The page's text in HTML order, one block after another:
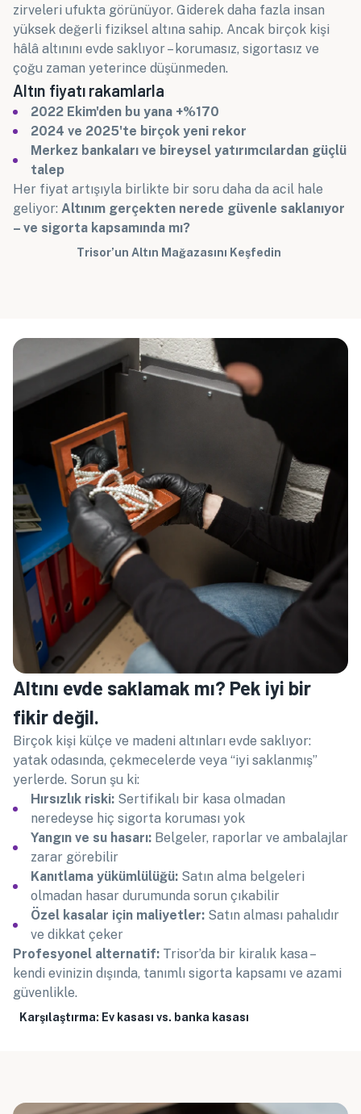
zirveleri ufukta görünüyor. Giderek daha fazla insan
yüksek değerli fiziksel altına sahip. Ancak birçok kişi
hâlâ altınını evde saklıyor – korumasız, sigortasız ve
çoğu zaman yeterince düşünmeden.
Altın fiyatı rakamlarla
2022 Ekim'den bu yana +%170
2024 ve 2025'te birçok yeni rekor
Merkez bankaları ve bireysel yatırımcılardan güçlü
talep
Her fiyat artışıyla birlikte bir soru daha da acil hale
geliyor: Altınım gerçekten nerede güvenle saklanıyor
– ve sigorta kapsamında mı?
Trisor’un Altın Mağazasını Keşfedin
Altını evde saklamak mı? Pek iyi bir
fikir değil.
Birçok kişi külçe ve madeni altınları evde saklıyor:
yatak odasında, çekmecelerde veya “iyi saklanmış”
yerlerde. Sorun şu ki:
Hırsızlık riski: Sertifikalı bir kasa olmadan
neredeyse hiç sigorta koruması yok
Yangın ve su hasarı: Belgeler, raporlar ve ambalajlar
zarar görebilir
Kanıtlama yükümlülüğü: Satın alma belgeleri
olmadan hasar durumunda sorun çıkabilir
Özel kasalar için maliyetler: Satın alması pahalıdır
ve dikkat çeker
Profesyonel alternatif: Trisor’da bir kiralık kasa –
kendi evinizin dışında, tanımlı sigorta kapsamı ve azami
güvenlikle.
Karşılaştırma: Ev kasası vs. banka kasası